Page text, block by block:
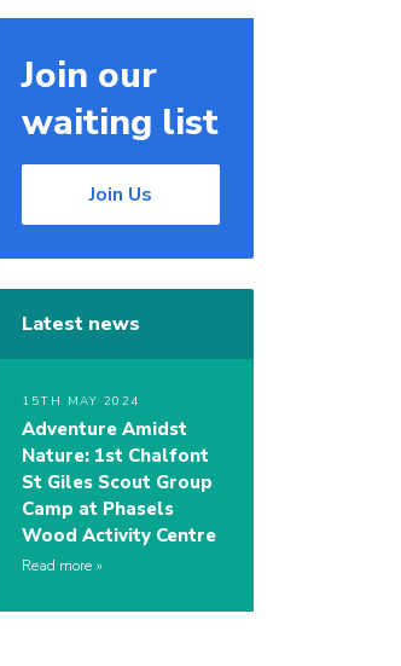
Join our
waiting list
Join Us
Latest news
15TH MAY 2024
Adventure Amidst
Nature: 1st Chalfont
St Giles Scout Group
Camp at Phasels
Wood Activity Centre
Read more